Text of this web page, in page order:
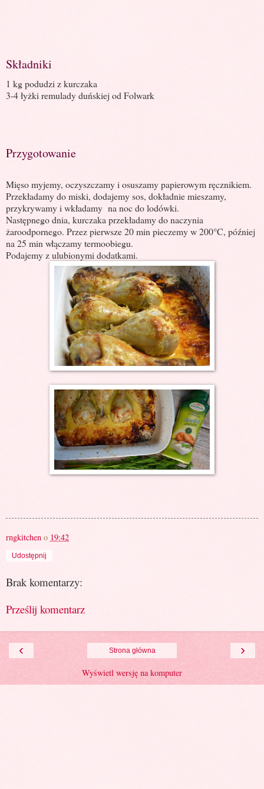
Składniki
1 kg podudzi z kurczaka
3-4 łyżki remulady duńskiej od Folwark
Przygotowanie
Mięso myjemy, oczyszczamy i osuszamy papierowym ręcznikiem.
Przekładamy do miski, dodajemy sos, dokładnie mieszamy,
przykrywamy i wkładamy na noc do lodówki.
Następnego dnia, kurczaka przekładamy do naczynia
żaroodpornego. Przez pierwsze 20 min pieczemy w 200°C, później
na 25 min włączamy termoobiegu.
Podajemy z ulubionymi dodatkami.
rngkitchen o 19:42
Udostępnij
Brak komentarzy:
Prześlij komentarz
‹ ›
Strona główna
Wyświetl wersję na komputer